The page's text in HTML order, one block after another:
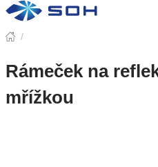
/
Rámeček na
mřížkou